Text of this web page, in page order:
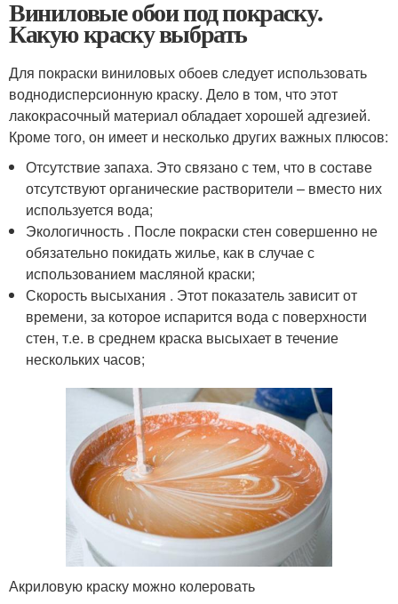
Виниловые обои под покраску.
Какую краску выбрать
Для покраски виниловых обоев следует использовать
воднодисперсионную краску. Дело в том, что этот
лакокрасочный материал обладает хорошей адгезией.
Кроме того, он имеет и несколько других важных плюсов:
Отсутствие запаха. Это связано с тем, что в составе
отсутствуют органические растворители – вместо них
используется вода;
Экологичность . После покраски стен совершенно не
обязательно покидать жилье, как в случае с
использованием масляной краски;
Скорость высыхания . Этот показатель зависит от
времени, за которое испарится вода с поверхности
стен, т.е. в среднем краска высыхает в течение
нескольких часов;
Акриловую краску можно колеровать